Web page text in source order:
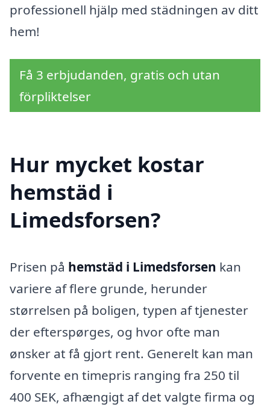
professionell hjälp med städningen av ditt
hem!
Få 3 erbjudanden, gratis och utan
förpliktelser
Hur mycket kostar
hemstäd i
Limedsforsen?
Prisen på hemstäd i Limedsforsen kan
variere af flere grunde, herunder
størrelsen på boligen, typen af tjenester
der efterspørges, og hvor ofte man
ønsker at få gjort rent. Generelt kan man
forvente en timepris ranging fra 250 til
400 SEK, afhængigt af det valgte firma og